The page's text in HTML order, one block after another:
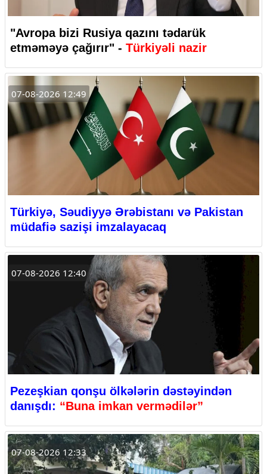
"Avropa bizi Rusiya qazını tədarük
etməməyə çağırır" - Türkiyəli nazir
07-08-2026 12:49
Türkiyə, Səudiyyə Ərəbistanı və Pakistan
müdafiə sazişi imzalayacaq
07-08-2026 12:40
Pezeşkian qonşu ölkələrin dəstəyindən
danışdı: “Buna imkan vermədilər”
07-08-2026 12:33